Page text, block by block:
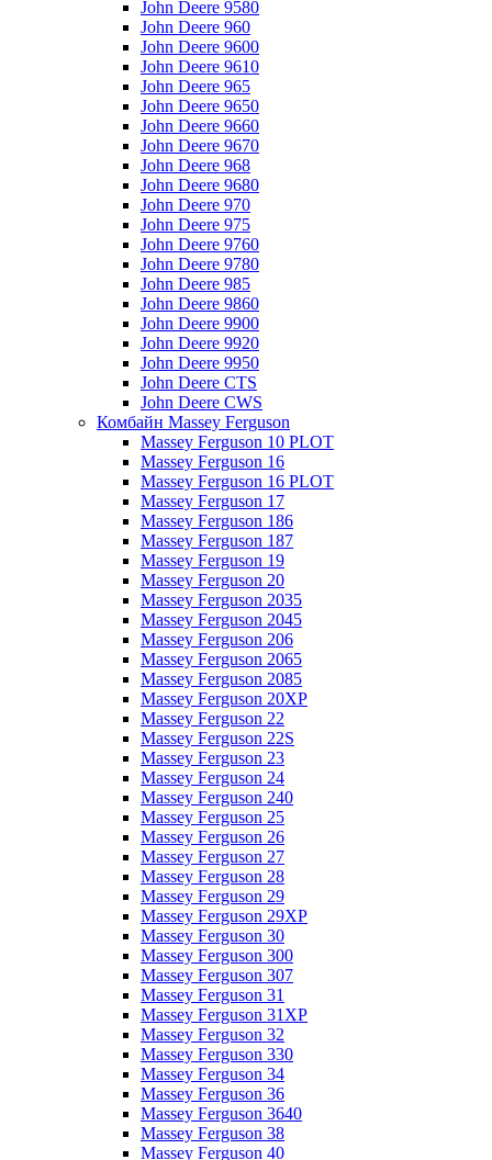
John Deere 9580
John Deere 960
John Deere 9600
John Deere 9610
John Deere 965
John Deere 9650
John Deere 9660
John Deere 9670
John Deere 968
John Deere 9680
John Deere 970
John Deere 975
John Deere 9760
John Deere 9780
John Deere 985
John Deere 9860
John Deere 9900
John Deere 9920
John Deere 9950
John Deere CTS
John Deere CWS
Комбайн Massey Ferguson
Massey Ferguson 10 PLOT
Massey Ferguson 16
Massey Ferguson 16 PLOT
Massey Ferguson 17
Massey Ferguson 186
Massey Ferguson 187
Massey Ferguson 19
Massey Ferguson 20
Massey Ferguson 2035
Massey Ferguson 2045
Massey Ferguson 206
Massey Ferguson 2065
Massey Ferguson 2085
Massey Ferguson 20XP
Massey Ferguson 22
Massey Ferguson 22S
Massey Ferguson 23
Massey Ferguson 24
Massey Ferguson 240
Massey Ferguson 25
Massey Ferguson 26
Massey Ferguson 27
Massey Ferguson 28
Massey Ferguson 29
Massey Ferguson 29XP
Massey Ferguson 30
Massey Ferguson 300
Massey Ferguson 307
Massey Ferguson 31
Massey Ferguson 31XP
Massey Ferguson 32
Massey Ferguson 330
Massey Ferguson 34
Massey Ferguson 36
Massey Ferguson 3640
Massey Ferguson 38
Massey Ferguson 40